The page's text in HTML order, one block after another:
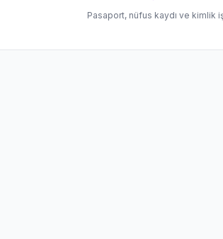
Pasaport, nüfus kaydı ve kimlik